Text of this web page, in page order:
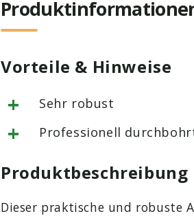
Vorteile & Hinweise
+ Sehr robust
+ Professionell
Produktbeschreibung
Dieser praktische und robuste